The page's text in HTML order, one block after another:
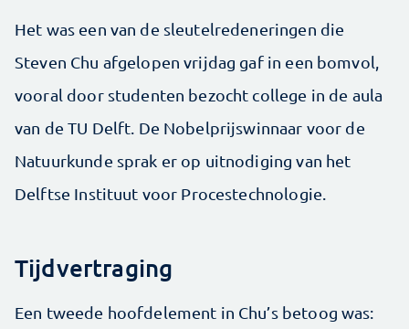
Het was een van de sleutelredeneringen die
Steven Chu afgelopen vrijdag gaf in een bomvol,
vooral door studenten bezocht college in de aula
van de TU Delft. De Nobelprijswinnaar voor de
Natuurkunde sprak er op uitnodiging van het
Delftse Instituut voor Procestechnologie.
Tijdvertraging
Een tweede hoofdelement in Chu’s betoog was: